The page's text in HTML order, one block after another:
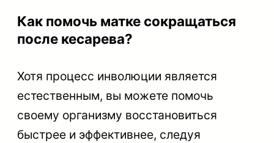
Как помочь матке сокращаться
после кесарева?
Хотя процесс инволюции является
естественным, вы можете помочь
своему организму восстановиться
быстрее и эффективнее, следуя